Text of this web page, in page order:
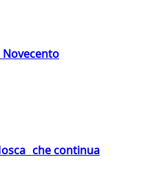
che continua